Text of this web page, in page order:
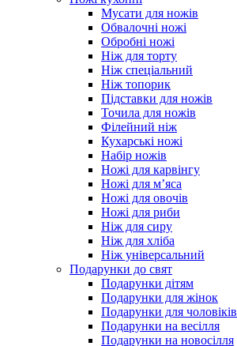
Мусати для ножів
Обвалочні ножі
Обробні ножі
Ніж для торту
Ніж спеціальний
Ніж топорик
Підставки для ножів
Точила для ножів
Філейний ніж
Кухарські ножі
Набір ножів
Ножі для карвінгу
Ножі для м’яса
Ножі для овочів
Ножі для риби
Ніж для сиру
Ніж для хліба
Ніж універсальний
Подарунки до свят
Подарунки дітям
Подарунки для жінок
Подарунки для чоловіків
Подарунки на весілля
Подарунки на новосілля